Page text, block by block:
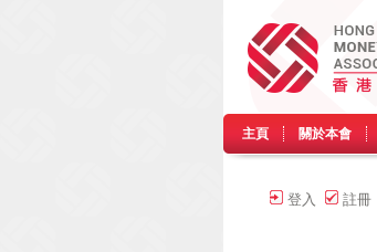
主頁 關於本會
登入 註冊